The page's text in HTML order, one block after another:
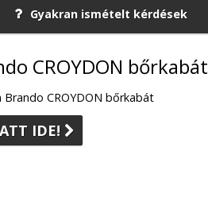
Gyakran ismételt kérdések
CROYDON bőrkabát
Brando CROYDON bőrkabát
IDE! 